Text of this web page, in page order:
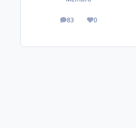
83
posts 0
Reputação